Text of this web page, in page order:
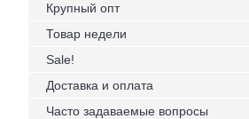
Крупный опт
Товар недели
Sale!
Доставка и оплата
Часто задаваемые вопросы